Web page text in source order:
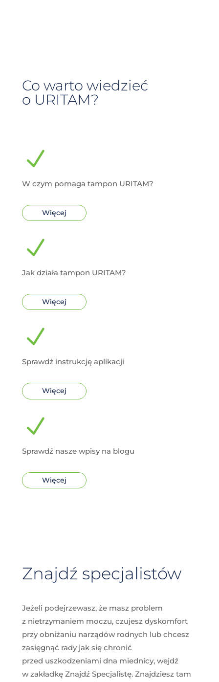
Co warto wiedzieć
o URITAM?
N
W czym pomaga tampon URITAM?
Więcej
N
Jak działa tampon URITAM?
Więcej
N
Sprawdź instrukcję aplikacji
Więcej
N
Sprawdź nasze wpisy na blogu
Więcej
Znajdź specjalistów
Jeżeli podejrzewasz, że masz problem
z nietrzymaniem moczu, czujesz dyskomfort
przy obniżaniu narządów rodnych lub chcesz
zasięgnąć rady jak się chronić
przed uszkodzeniami dna miednicy, wejdź
w zakładkę Znajdź Specjalistę. Znajdziesz tam